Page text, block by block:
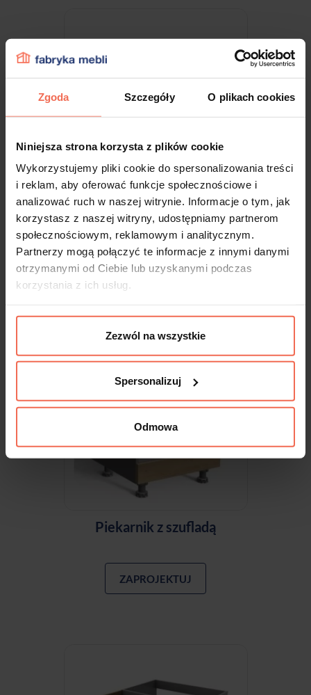
Zgoda Szczegóły O plikach cookies
Niniejsza strona korzysta z plików cookie
Wykorzystujemy pliki cookie do spersonalizowania treści
i reklam, aby oferować funkcje społecznościowe i
analizować ruch w naszej witrynie. Informacje o tym, jak
korzystasz z naszej witryny, udostępniamy partnerom
społecznościowym, reklamowym i analitycznym.
Partnerzy mogą połączyć te informacje z innymi danymi
otrzymanymi od Ciebie lub uzyskanymi podczas
korzystania z ich usług.
Zezwól na wszystkie
Spersonalizuj
Odmowa
Z frontem uchylnym małym
ZAPROJEKTUJ
Piekarnik z szufladą
ZAPROJEKTUJ